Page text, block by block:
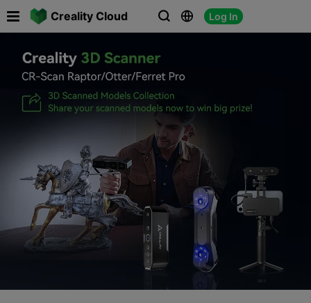
Creality Cloud   Log In